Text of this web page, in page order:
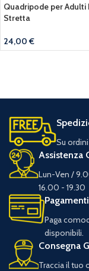
Quadripode per Adulti
Stretta
24,00€
Su
Assistenza
Lun-Ven /
16.00 - 19.30
Paga
disponibili.
Consegna
Traccia il tuo